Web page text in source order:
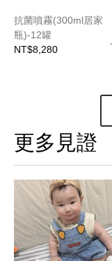
抗菌噴霧(300ml居家
瓶)-12罐
NT$8,280
更多見證